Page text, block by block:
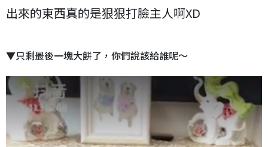
出來的東西真的是狠狠打臉主人啊XD
▼只剩最後一塊大餅了，你們說該給誰呢～